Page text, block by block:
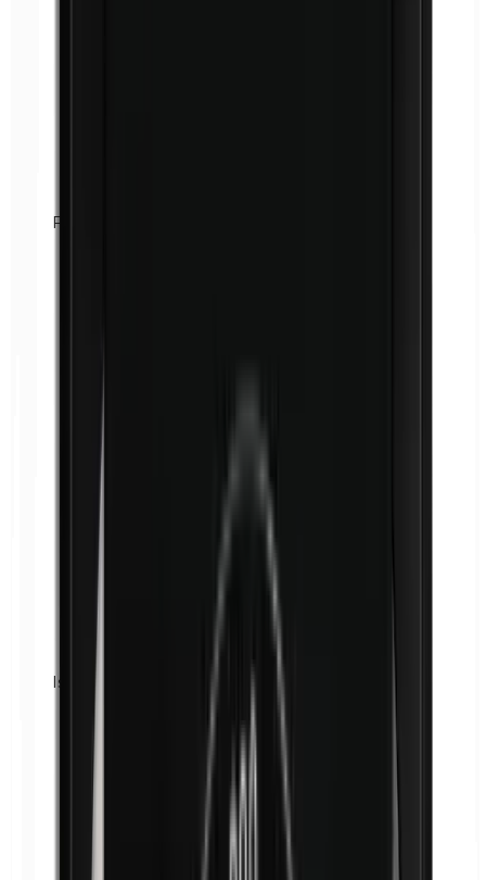
Formaldehyd
Isobutylparabene